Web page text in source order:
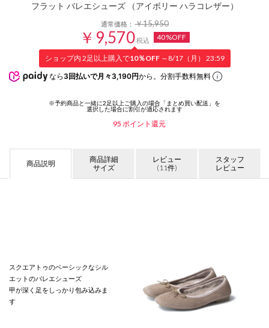
フラット バレエシューズ （アイボリー ハラコレザー）
通常価格：￥15,950
￥9,570税込 40%OFF
ショップ内 2足以上購入で10％OFF～8/17（月） 23:59
なら 3回払いで月々3,190円から。分割手数料無料
95 ポイント還元
商品説明
商品詳細
サイズ
レビュー
(11件)
スタッフ
レビュー
スクエアトゥのベーシックなシル
エットのバレエシューズ
甲が深く足をしっかり包み込みま
す